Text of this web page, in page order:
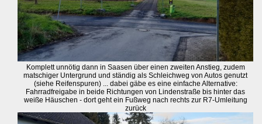
Komplett unnötig dann in Saasen über einen zweiten Anstieg, zudem
matschiger Untergrund und ständig als Schleichweg von Autos genutzt
(siehe Reifenspuren) ... dabei gäbe es eine einfache Alternative:
Fahrradfreigabe in beide Richtungen von Lindenstraße bis hinter das
weiße Häuschen - dort geht ein Fußweg nach rechts zur R7-Umleitung
zurück